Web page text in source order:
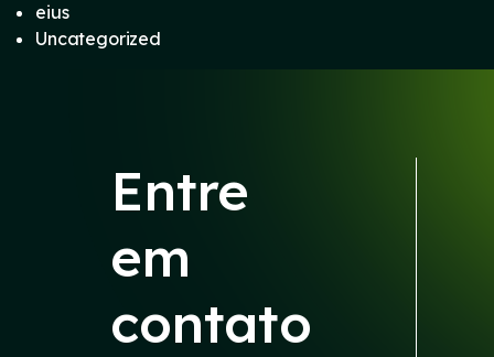
eius
Uncategorized
Entre
em
contato